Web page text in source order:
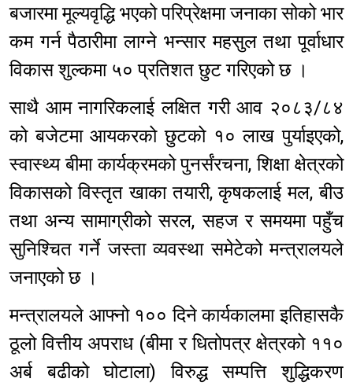
बजारमा मूल्यवृद्धि भएको परिप्रेक्षमा जनाका सोको भार
कम गर्न पैठारीमा लाग्ने भन्सार महसुल तथा पूर्वाधार
विकास शुल्कमा ५० प्रतिशत छुट गरिएको छ ।
साथै आम नागरिकलाई लक्षित गरी आव २०८३/८४
को बजेटमा आयकरको छुटको १० लाख पुर्याइएको,
स्वास्थ्य बीमा कार्यक्रमको पुनर्संरचना, शिक्षा क्षेत्रको
विकासको विस्तृत खाका तयारी, कृषकलाई मल, बीउ
तथा अन्य सामाग्रीको सरल, सहज र समयमा पहुँच
सुनिश्चित गर्ने जस्ता व्यवस्था समेटेको मन्त्रालयले
जनाएको छ ।
मन्त्रालयले आफ्नो १०० दिने कार्यकालमा इतिहासकै
ठूलो वित्तीय अपराध (बीमा र धितोपत्र क्षेत्रको ११०
अर्ब बढीको घोटाला) विरुद्ध सम्पत्ति शुद्धिकरण